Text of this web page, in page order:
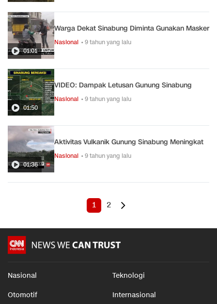
01:01
Warga Dekat Sinabung Diminta Gunakan Masker
Nasional • 9 tahun yang lalu
01:50
VIDEO: Dampak Letusan Gunung Sinabung
Nasional • 9 tahun yang lalu
01:36
Aktivitas Vulkanik Gunung Sinabung Meningkat
Nasional • 9 tahun yang lalu
1 2
Nasional Teknologi
Otomotif Internasional